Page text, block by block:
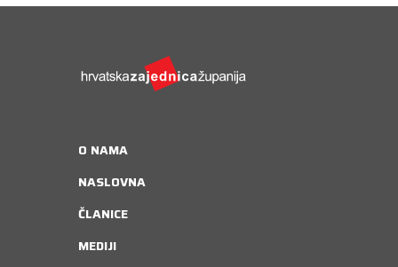
O NAMA
NASLOVNA
ČLANICE
MEDIJI